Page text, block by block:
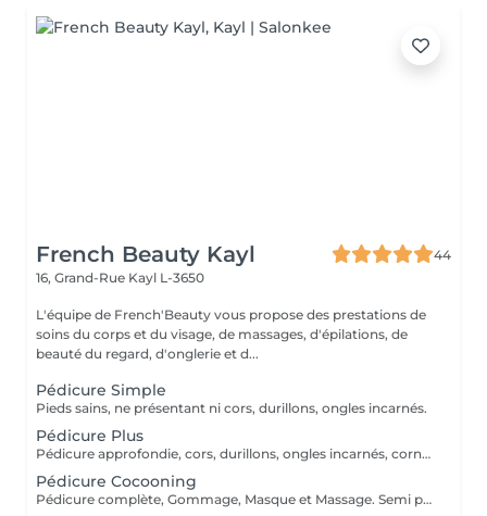
French Beauty Kayl
44
16, Grand-Rue Kayl L-3650
L'équipe de French'Beauty vous propose des prestations de
soins du corps et du visage, de massages, d'épilations, de
beauté du regard, d'onglerie et d...
Pédicure Simple
Pieds sains, ne présentant ni cors, durillons, ongles incarnés.
Pédicure Plus
Pédicure approfondie, cors, durillons, ongles incarnés, corne. (Bistouris) Pas de traitement mycose ou verrues.
Pédicure Cocooning
Pédicure complète, Gommage, Masque et Massage. Semi permanent possible selon votre choix.